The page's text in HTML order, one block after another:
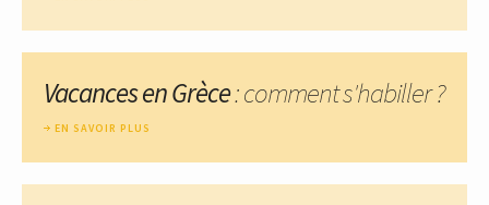
Vacances en Grèce: comment s'habiller ?
EN SAVOIR PLUS